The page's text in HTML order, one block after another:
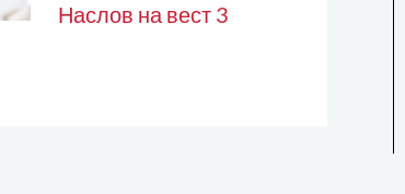
Наслов на вест 3